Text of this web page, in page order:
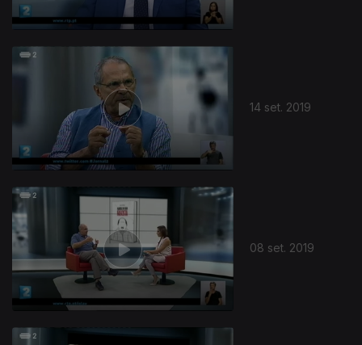
14 set. 2019
08 set. 2019